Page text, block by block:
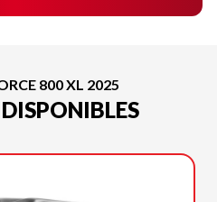
800 XL 2025